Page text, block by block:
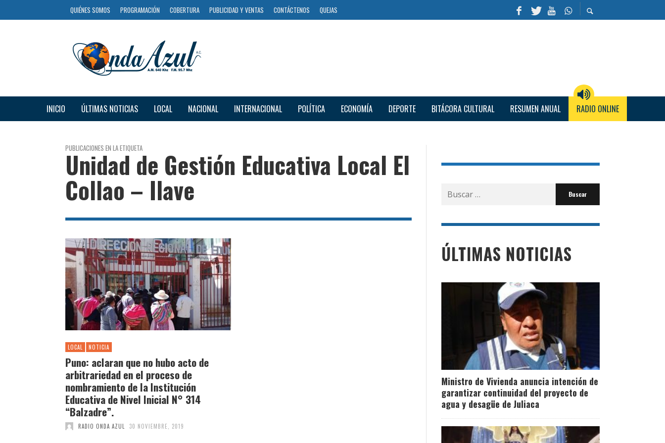
QUIÉNES SOMOS PROGRAMACIÓN COBERTURA PUBLICIDAD Y VENTAS CONTÁCTENOS QUEJAS
INICIO ÚLTIMAS NOTICIAS LOCAL NACIONAL INTERNACIONAL POLÍTICA ECONOMÍA DEPORTE BITÁCORA CULTURAL RESUMEN ANUAL RADIO ONLINE
PUBLICACIONES EN LA ETIQUETA
Unidad de Gestión Educativa Local El
Collao – Ilave
LOCAL NOTICIA
Puno: aclaran que no hubo acto de
arbitrariedad en el proceso de
nombramiento de la Institución
Educativa de Nivel Inicial N° 314
“Balzadre”.
RADIO ONDA AZUL 30 NOVIEMBRE, 2019
Buscar
por:
ÚLTIMAS NOTICIAS
Ministro de Vivienda anuncia intención de
garantizar continuidad del proyecto de
agua y desagüe de Juliaca